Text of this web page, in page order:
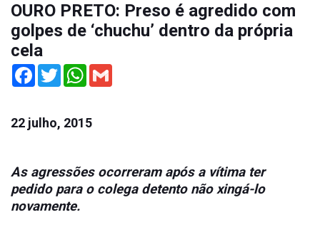
OURO PRETO: Preso é agredido com
golpes de ‘chuchu’ dentro da própria
cela
Facebook
TwitterWhatsApp
22 julho, 2015
As agressões ocorreram após a vítima ter
pedido para o colega detento não xingá-lo
novamente.